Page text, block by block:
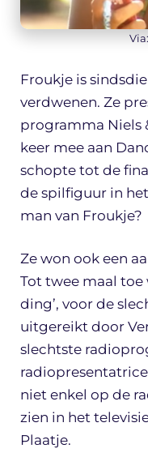
Via:
Froukje is
verdwenen. Ze
programma Niels
keer mee aan
schopte tot de
de spilfiguur in
man van Froukje?
Ze won ook een
Tot twee maal toe
ding’, voor de
uitgereikt door
slechtste
niet enkel op de
zien in het
Plaatje.